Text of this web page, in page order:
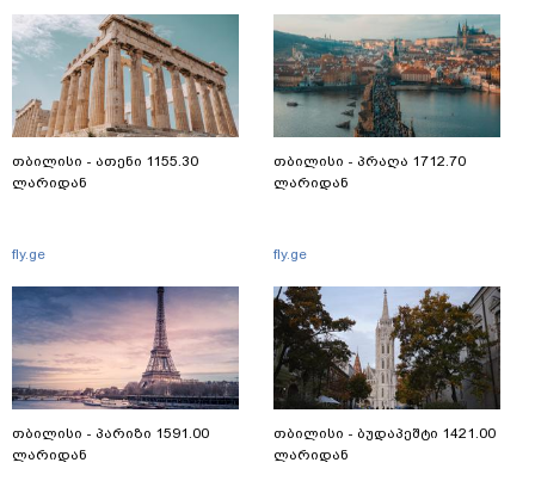
თბილისი - ათენი 1155.30
ლარიდან
fly.ge
თბილისი - პარიზი 1591.00
ლარიდან
თბილისი - პრაღა 1712.70
ლარიდან
fly.ge
თბილისი - ბუდაპეშტი 1421.00
ლარიდან